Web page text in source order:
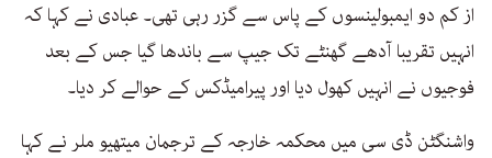
از کم دو ایمبولینسوں کے پاس سے گزر رہی تھی۔ عبادی نے کہا کہ
انہیں تقریبا آدھے گھنٹے تک جیپ سے باندھا گیا جس کے بعد
فوجیوں نے انہیں کھول دیا اور پیرامیڈکس کے حوالے کر دیا۔
واشنگٹن ڈی سی میں محکمہ خارجہ کے ترجمان میتھیو ملر نے کہا